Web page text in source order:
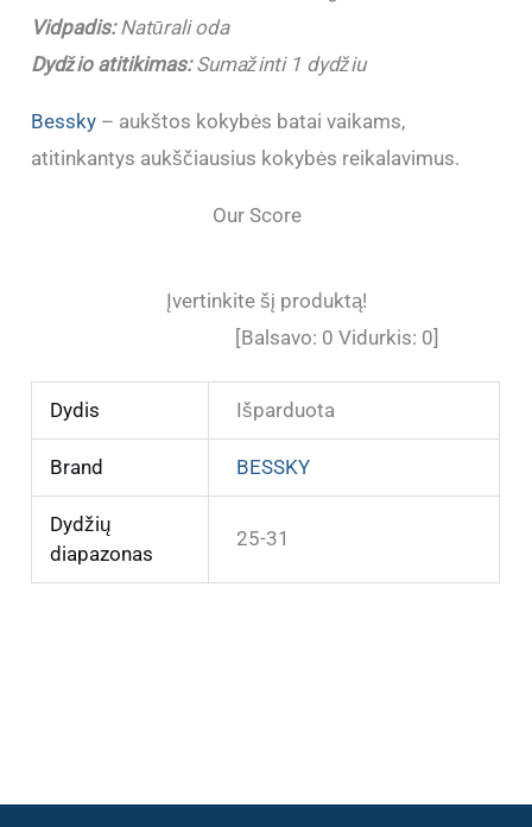
Vidpadis:Natūrali oda
Dydžio atitikimas:Sumažinti 1 dydžiu
Bessky – aukštos kokybės batai vaikams,
atitinkantys aukščiausius kokybės reikalavimus.
Our Score
Įvertinkite šį produktą!
[Balsavo: 0 Vidurkis: 0]
Dydis Išparduota
Brand BESSKY
Dydžių
diapazonas
25-31